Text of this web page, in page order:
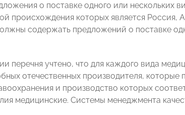
о поставке одного или нескольких
происхождения которых является Россия,
содержать предложений о поставке
перечня учтено, что для каждого вида
отечественных производителя,
и производство которых
медицинские. Системы менеджмента